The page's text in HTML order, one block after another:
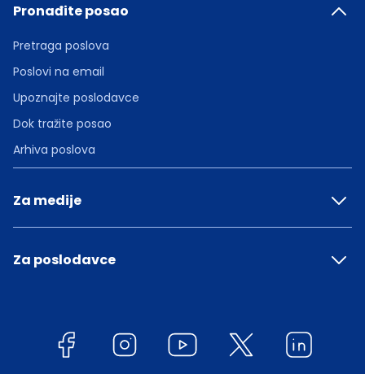
Pronađite posao
Pretraga poslova
Poslovi na email
Upoznajte poslodavce
Dok tražite posao
Arhiva poslova
Za medije
Za poslodavce